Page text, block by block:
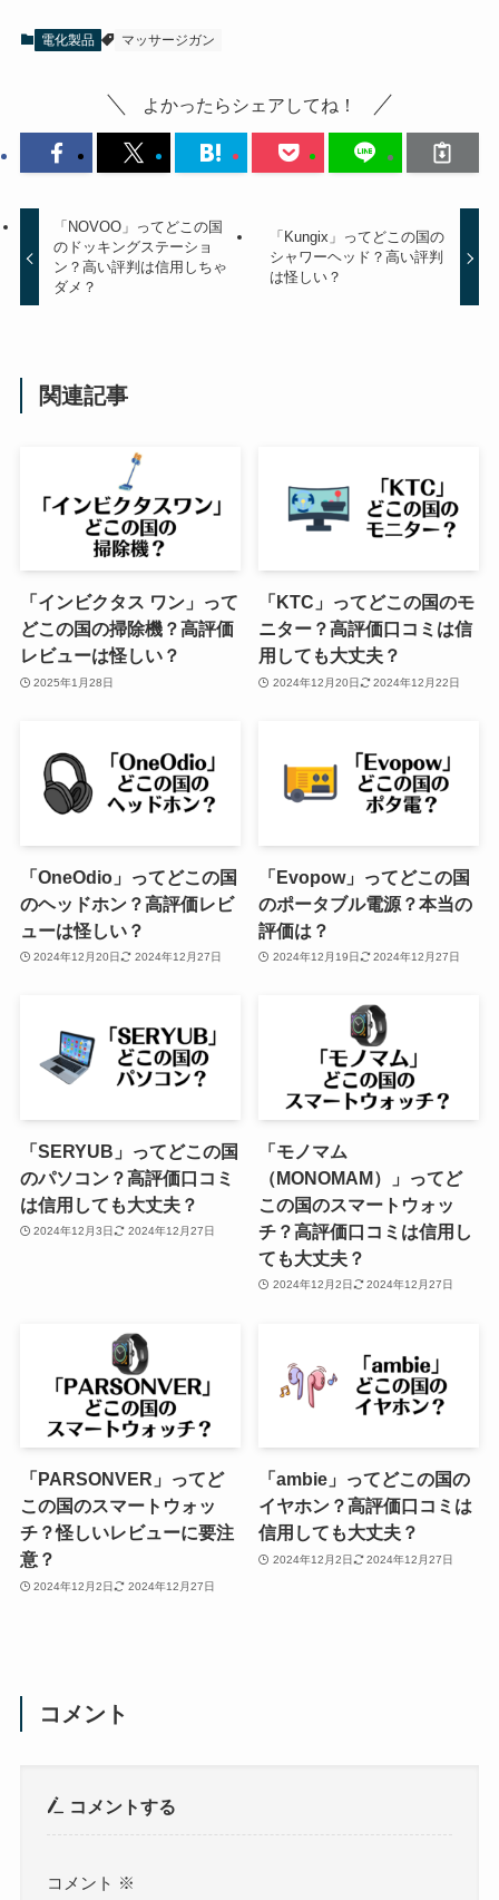
電化製品 マッサージガン
よかったらシェアしてね！
「NOVOO」ってどこの国
のドッキングステーショ
ン？高い評判は信用しちゃ
ダメ？
「Kungix」ってどこの国の
シャワーヘッド？高い評判
は怪しい？
関連記事
「インビクタス ワン」って
どこの国の掃除機？高評価
レビューは怪しい？
2025年1月28日
「KTC」ってどこの国のモ
ニター？高評価口コミは信
用しても大丈夫？
2024年12月20日 2024年12月22日
「OneOdio」ってどこの国
のヘッドホン？高評価レビ
ューは怪しい？
2024年12月20日 2024年12月27日
「Evopow」ってどこの国
のポータブル電源？本当の
評価は？
2024年12月19日 2024年12月27日
「SERYUB」ってどこの国
のパソコン？高評価口コミ
は信用しても大丈夫？
2024年12月3日 2024年12月27日
「モノマム
（MONOMAM）」ってど
この国のスマートウォッ
チ？高評価口コミは信用し
ても大丈夫？
2024年12月2日 2024年12月27日
「PARSONVER」ってど
この国のスマートウォッ
チ？怪しいレビューに要注
意？
2024年12月2日 2024年12月27日
「ambie」ってどこの国の
イヤホン？高評価口コミは
信用しても大丈夫？
2024年12月2日 2024年12月27日
コメント
コメントする
コメント ※